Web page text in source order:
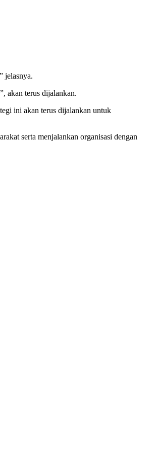
jelasnya.
akan terus dijalankan.
ini akan terus dijalankan untuk
serta menjalankan organisasi dengan